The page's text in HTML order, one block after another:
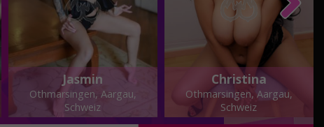
Jasmin
Othmarsingen, Aargau,
Schweiz
Christina
Othmarsingen, Aargau,
Schweiz